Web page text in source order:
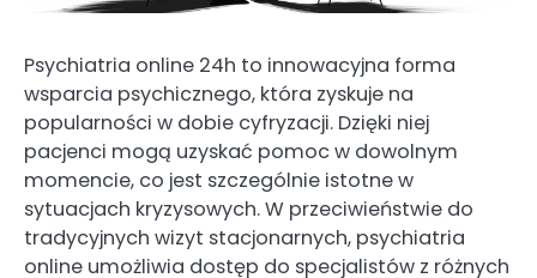
Psychiatria online 24h to innowacyjna forma
wsparcia psychicznego, która zyskuje na
popularności w dobie cyfryzacji. Dzięki niej
pacjenci mogą uzyskać pomoc w dowolnym
momencie, co jest szczególnie istotne w
sytuacjach kryzysowych. W przeciwieństwie do
tradycyjnych wizyt stacjonarnych, psychiatria
online umożliwia dostęp do specjalistów z różnych